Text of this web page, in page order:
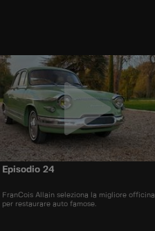
Episodio 24
FranCois Allain seleziona la migliore officina
per restaurare auto famose.